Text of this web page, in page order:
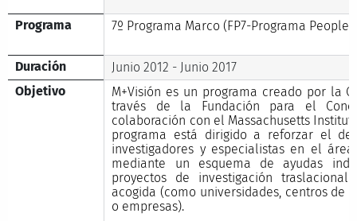
Programa 7º Programa Marco (FP7-Programa People)
Duración
Junio 2012 - Junio 2017
Objetivo
M+Visión es un programa creado por la
través de la Fundación para el
colaboración con el Massachusetts
programa está dirigido a reforzar el
investigadores y especialistas en el
mediante un esquema de ayudas
proyectos de investigación traslacional
acogida (como universidades, centros de
o empresas).